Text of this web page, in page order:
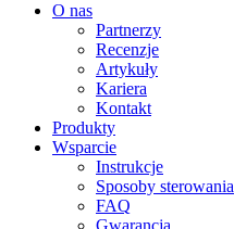
O nas
Partnerzy
Recenzje
Artykuły
Kariera
Kontakt
Produkty
Wsparcie
Instrukcje
Sposoby sterowania
FAQ